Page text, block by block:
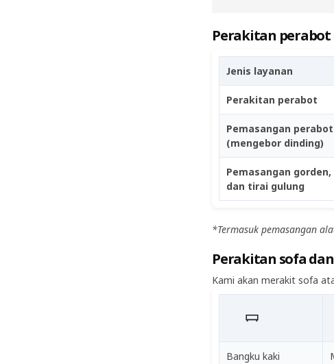
Perakitan perabot
Jenis layanan
Perakitan perabot
Pemasangan
(mengebor dinding)
Pemasangan
dan tirai gulung
*Termasuk pemasangan
Perakitan sofa
Kami akan merakit sofa
Bangku kaki